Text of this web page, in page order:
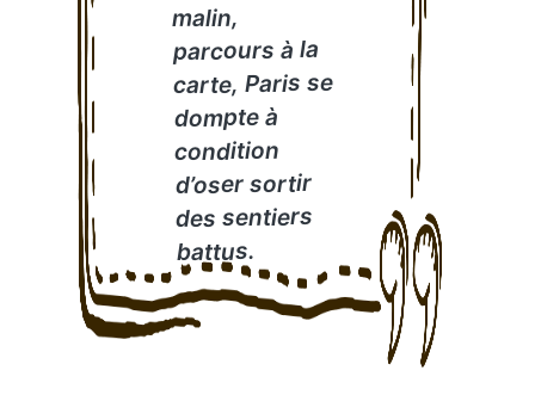
malin,
parcours à la
carte, Paris se
dompte à
condition
d’oser sortir
des sentiers
battus.